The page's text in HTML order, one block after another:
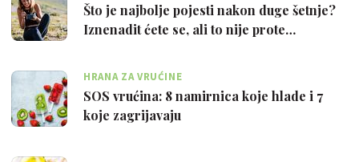
Što je najbolje pojesti nakon duge šetnje?
Iznenadit ćete se, ali to nije prote…
HRANA ZA VRUĆINE
SOS vrućina: 8 namirnica koje hlade i 7
koje zagrijavaju